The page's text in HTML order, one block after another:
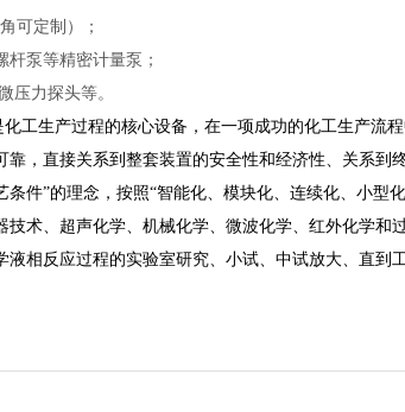
可定制）；
泵等精密计量泵；
压力探头等。
工生产过程的核心设备，在一项成功的化工生产流
靠，直接关系到整套装置的安全性和经济性、关系到
条件”的理念，按照“智能化、模块化、连续化、小型
技术、超声化学、机械化学、微波化学、红外化学和
液相反应过程的实验室研究、小试、中试放大、直到